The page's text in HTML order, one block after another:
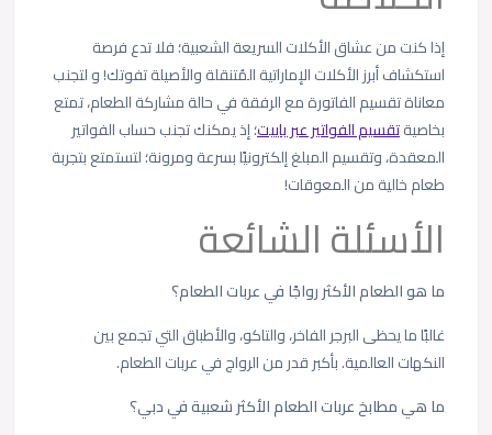
إذا كنت من عشاق الأكلات السريعة الشعبية؛ فلا تدع فرصة
استكشاف أبرز الأكلات الإماراتية المُتنقلة والأصيلة تفوتك! و لتجنب
معاناة تقسيم الفاتورة مع الرفقة في حالة مشاركة الطعام، تمتع
بخاصيةتقسيم الفواتير عبر باييت؛ إذ يمكنك تجنب حساب الفواتير
المعقدة، وتقسيم المبلغ إلكترونيًا بسرعة ومرونة؛ لتستمتع بتجربة
طعام خالية من المعوقات!
الأسئلة الشائعة
ما هو الطعام الأكثر رواجًا في عربات الطعام؟
غالبًا ما يحظى البرجر الفاخر، والتاكو، والأطباق التي تجمع بين
النكهات العالمية. بأكبر قدر من الرواج في عربات الطعام.
ما هي مطابخ عربات الطعام الأكثر شعبية في دبي؟